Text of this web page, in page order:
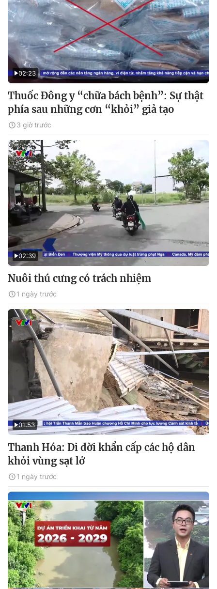
02:23
Thuốc Đông y “chữa bách bệnh”: Sự thật
phía sau những cơn “khỏi” giả tạo
3 giờ trước
02:39
Nuôi thú cưng có trách nhiệm
1 ngày trước
01:53
Thanh Hóa: Di dời khẩn cấp các hộ dân
khỏi vùng sạt lở
1 ngày trước